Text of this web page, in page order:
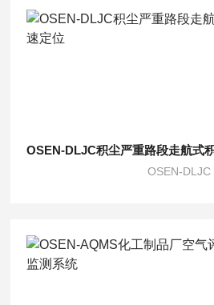
OSEN-DLJC